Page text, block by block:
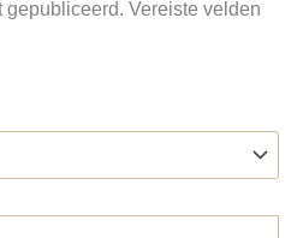
gepubliceerd. Vereiste velden